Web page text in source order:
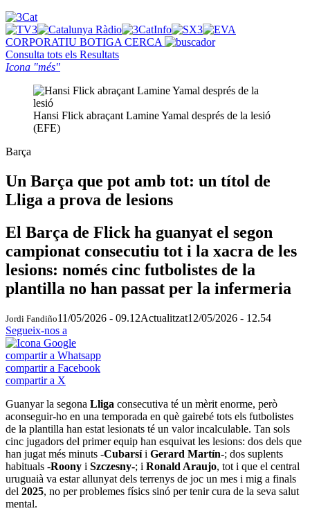
CORPORATIU BOTIGA CERCA
Consulta tots els Resultats
Icona "més"
Hansi Flick abraçant Lamine Yamal després de la lesió
(EFE)
Barça
Un Barça que pot amb tot: un títol de
Lliga a prova de lesions
El Barça de Flick ha guanyat el segon
campionat consecutiu tot i la xacra de les
lesions: només cinc futbolistes de la
plantilla no han passat per la infermeria
Jordi Fandiño11/05/2026 - 09.12Actualitzat12/05/2026 - 12.54
Segueix-nos a
compartir a Whatsapp
compartir a Facebook
compartir a X
Guanyar la segona Lliga consecutiva té un mèrit enorme, però
aconseguir-ho en una temporada en què gairebé tots els futbolistes
de la plantilla han estat lesionats té un valor incalculable. Tan sols
cinc jugadors del primer equip han esquivat les lesions: dos dels que
han jugat més minuts -Cubarsíi Gerard Martín-; dos suplents
habituals -Roony i Szczesny-; i Ronald Araujo, tot i que el central
uruguaià va estar allunyat dels terrenys de joc un mes i mig a finals
del 2025, no per problemes físics sinó per tenir cura de la seva salut
mental.